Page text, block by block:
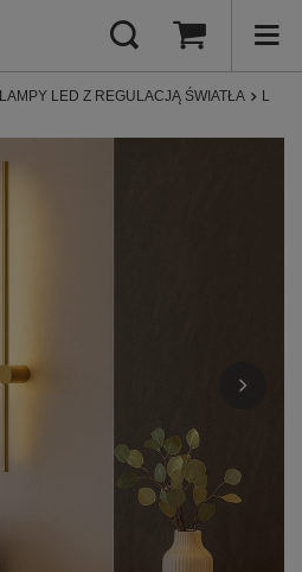
LAMPY LED Z REGULACJĄ ŚWIATŁA